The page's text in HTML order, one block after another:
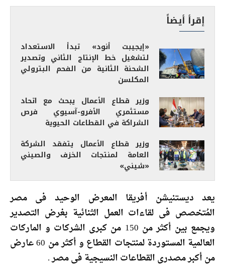
إقرأ أيضاً
«إيجيبت أنود» تبدأ الاستعداد
لتشغيل خط الإنتاج الثاني وتصدير
الشحنة الثانية من الفحم البترولي
المكلسن
وزير قطاع الأعمال يبحث مع اتحاد
مستثمري الأفرو-آسيوي فرص
الشراكة في القطاعات الحيوية
وزير قطاع الأعمال يتفقد الشركة
العامة لمنتجات الخزف والصيني
«شيني»
يعد ديستنيشن أفريقا المعرض الوحيد فى مصر
المُتخصص فى لقاءات العمل الثنائية بغرض التصدير
ويجمع بين أكثر من 150 من كبرى الشركات و الماركات
العالمية المستوردة لمنتجات القطاع و أكثر من 60 عارض
من أكبر مصدري القطاعات النسيجية فى مصر .